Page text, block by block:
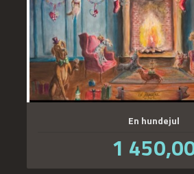
En hundejul
Pris
1